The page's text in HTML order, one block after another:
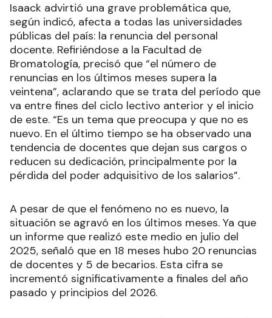
Isaack advirtió una grave problemática que,
según indicó, afecta a todas las universidades
públicas del país: la renuncia del personal
docente. Refiriéndose a la Facultad de
Bromatología, precisó que “el número de
renuncias en los últimos meses supera la
veintena”, aclarando que se trata del período que
va entre fines del ciclo lectivo anterior y el inicio
de este. “Es un tema que preocupa y que no es
nuevo. En el último tiempo se ha observado una
tendencia de docentes que dejan sus cargos o
reducen su dedicación, principalmente por la
pérdida del poder adquisitivo de los salarios”.
A pesar de que el fenómeno no es nuevo, la
situación se agravó en los últimos meses. Ya que
un informe que realizó este medio en julio del
2025, señaló que en 18 meses hubo 20 renuncias
de docentes y 5 de becarios. Esta cifra se
incrementó significativamente a finales del año
pasado y principios del 2026.